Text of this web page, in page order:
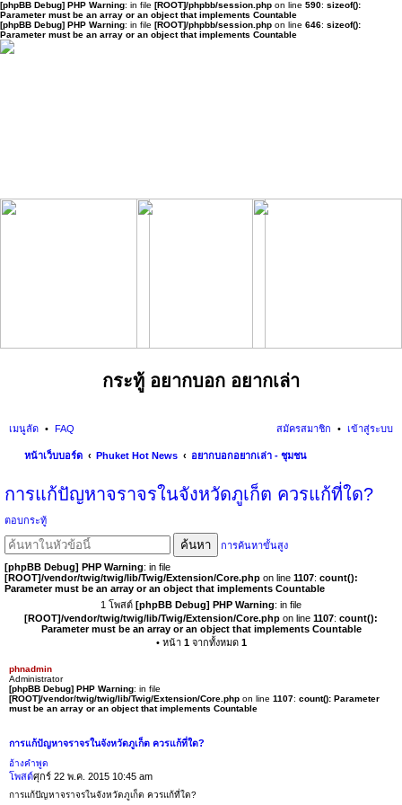
[phpBB Debug] PHP Warning: in file [ROOT]/phpbb/session.php on line 590: sizeof():
Parameter must be an array or an object that implements Countable
[phpBB Debug] PHP Warning: in file [ROOT]/phpbb/session.php on line 646: sizeof():
Parameter must be an array or an object that implements Countable
กระทู้ อยากบอก อยากเล่า
เมนูลัด FAQ เข้าสู่ระบบ
สมัครสมาชิก
หน้าเว็บบอร์ด Phuket Hot News
อยากบอกอยากเล่า - ชุมชน
การแก้ปัญหาจราจรในจังหวัดภูเก็ต ควรแก้ที่ใด?
ตอบกระทู้
ค้นหา
การค้นหาขั้นสูง
[phpBB Debug] PHP Warning: in file
[ROOT]/vendor/twig/twig/lib/Twig/Extension/Core.php on line 1107: count():
Parameter must be an array or an object that implements Countable
1 โพสต์ [phpBB Debug] PHP Warning: in file
[ROOT]/vendor/twig/twig/lib/Twig/Extension/Core.php on line 1107: count():
Parameter must be an array or an object that implements Countable
• หน้า 1จากทั้งหมด 1
phnadmin
Administrator
[phpBB Debug] PHP Warning: in file
[ROOT]/vendor/twig/twig/lib/Twig/Extension/Core.php on line 1107: count(): Parameter
must be an array or an object that implements Countable
การแก้ปัญหาจราจรในจังหวัดภูเก็ต ควรแก้ที่ใด?
อ้างคำพูด
โพสต์ศุกร์ 22 พ.ค. 2015 10:45 am
การแก้ปัญหาจราจรในจังหวัดภูเก็ต ควรแก้ที่ใด?